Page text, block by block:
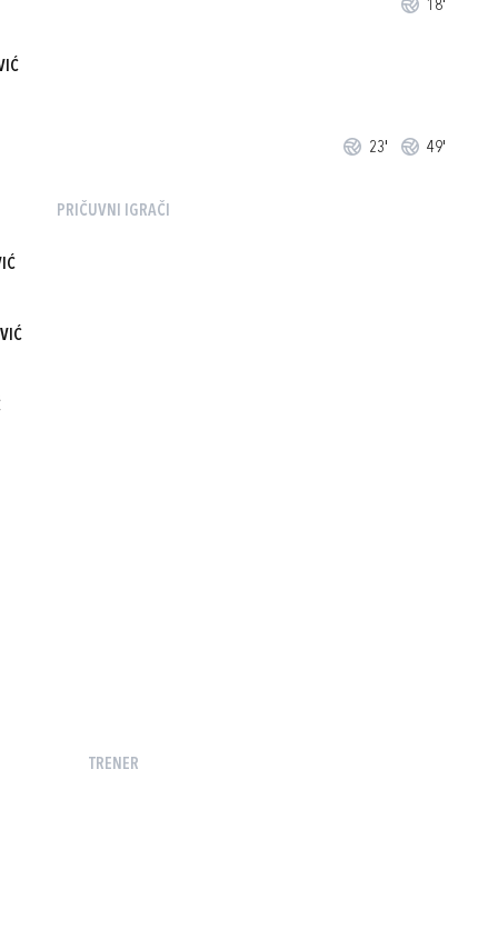
18'
23' 49'
PRIČUVNI IGRAČI
TRENER